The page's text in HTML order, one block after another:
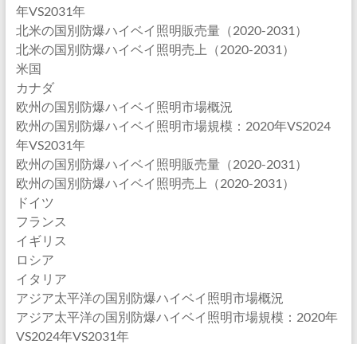
年VS2031年
北米の国別防爆ハイベイ照明販売量（2020-2031）
北米の国別防爆ハイベイ照明売上（2020-2031）
米国
カナダ
欧州の国別防爆ハイベイ照明市場概況
欧州の国別防爆ハイベイ照明市場規模：2020年VS2024
年VS2031年
欧州の国別防爆ハイベイ照明販売量（2020-2031）
欧州の国別防爆ハイベイ照明売上（2020-2031）
ドイツ
フランス
イギリス
ロシア
イタリア
アジア太平洋の国別防爆ハイベイ照明市場概況
アジア太平洋の国別防爆ハイベイ照明市場規模：2020年
VS2024年VS2031年